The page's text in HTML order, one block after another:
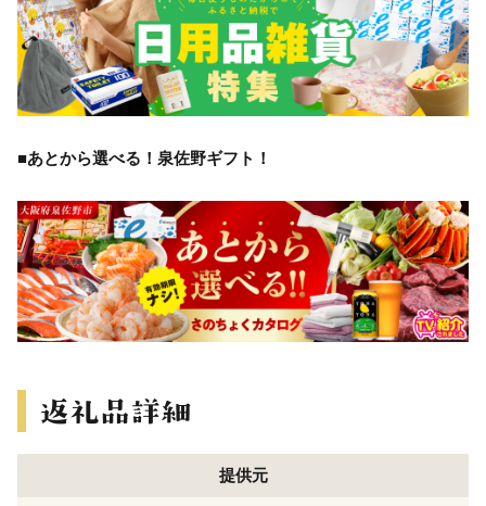
■あとから選べる！泉佐野ギフト！
提供元